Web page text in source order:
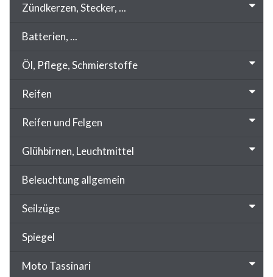
Zündkerzen, Stecker, ...
Batterien, ...
Öl, Pflege, Schmierstoffe
Reifen
Reifen und Felgen
Glühbirnen, Leuchtmittel
Beleuchtung allgemein
Seilzüge
Spiegel
Moto Tassinari